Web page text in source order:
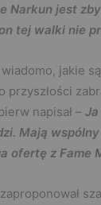
Narkun jest
tej walki nie
jakie
przyszłości
napisał – Ja
Mają
ofertę z Fame